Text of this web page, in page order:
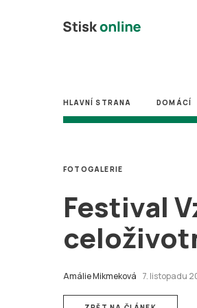
HLAVNÍ STRANA DOMÁCÍ
Festival
Amálie Mikmeková 7. listopadu
FOTOGALERIE